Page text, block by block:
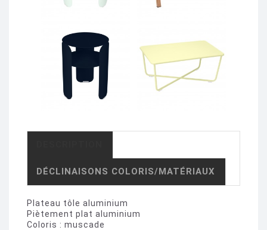
DÉCLINAISONS COLORIS/MATÉRIAUX
Plateau tôle aluminium
Piètement plat aluminium
Coloris : muscade